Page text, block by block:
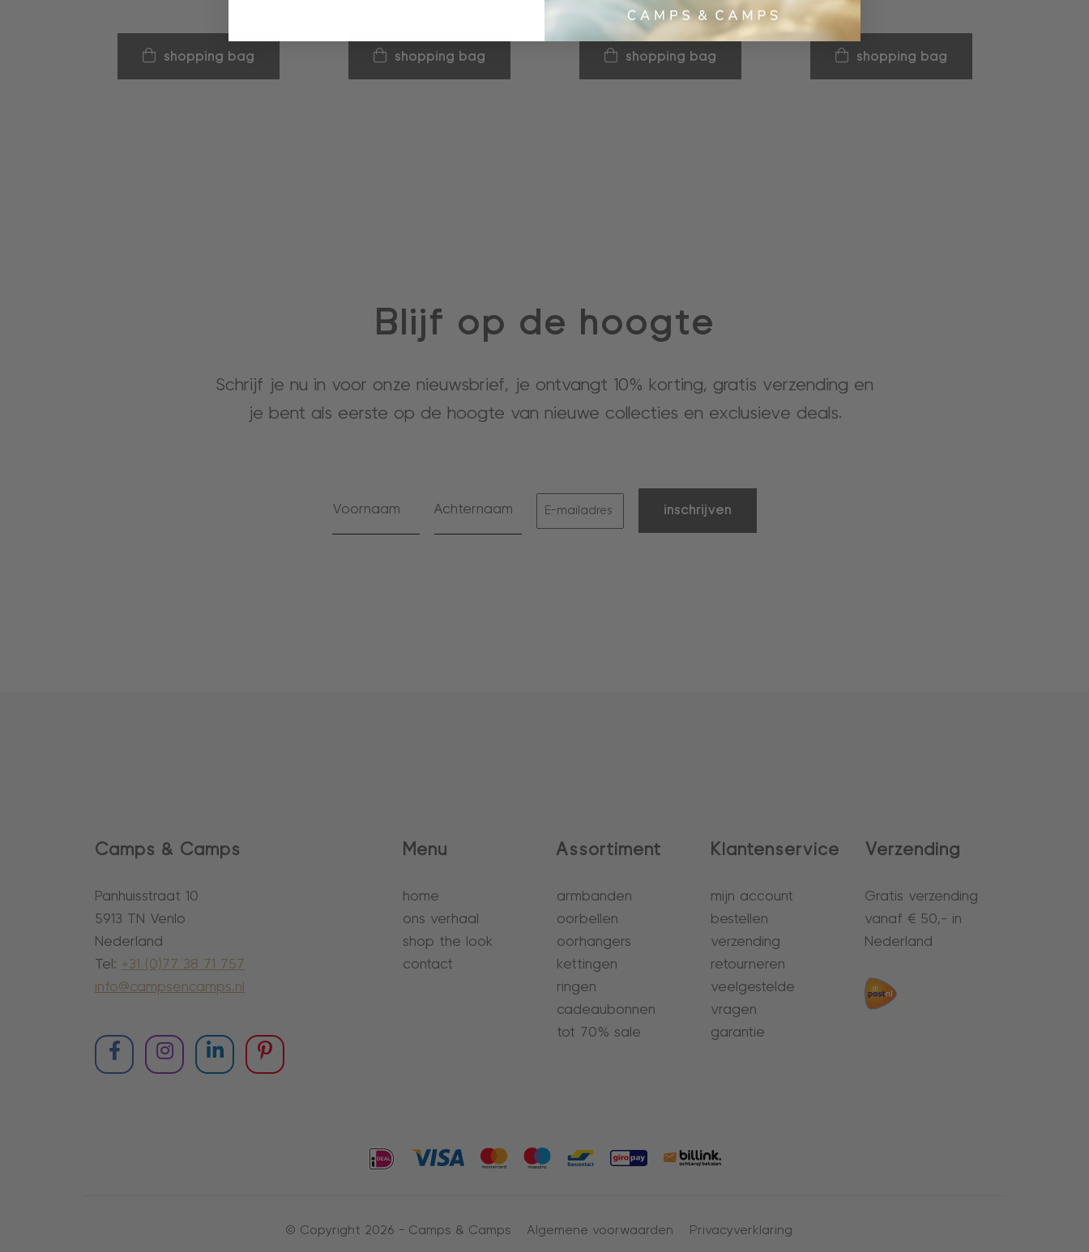
shopping bag shopping bag shopping bag shopping bag
Blijf op de hoogte
Schrijf je nu in voor onze nieuwsbrief, je ontvangt 10% korting, gratis verzending en
je bent als eerste op de hoogte van nieuwe collecties en exclusieve deals.
inschrijven
Camps & Camps
Panhuisstraat 10
5913 TN Venlo
Nederland
Tel: +31 (0)77 38 71 757
info@campsencamps.nl
Menu
home
ons verhaal
shop the look
contact
Assortiment
armbanden
oorbellen
oorhangers
kettingen
ringen
cadeaubonnen
tot 70% sale
Klantenservice
mijn account
bestellen
verzending
retourneren
veelgestelde
vragen
garantie
Verzending
Gratis verzending
vanaf € 50,- in
Nederland
© Copyright 2026 - Camps & Camps Algemene voorwaarden Privacyverklaring